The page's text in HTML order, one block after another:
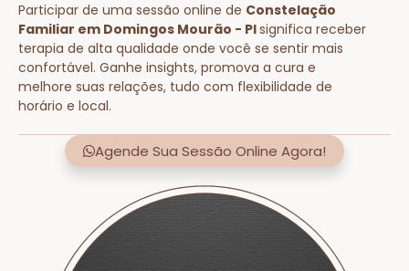
Participar de uma sessão online de Constelação
Familiar em Domingos Mourão - PIsignifica receber
terapia de alta qualidade onde você se sentir mais
confortável. Ganhe insights, promova a cura e
melhore suas relações, tudo com flexibilidade de
horário e local.
Agende Sua Sessão Online Agora!